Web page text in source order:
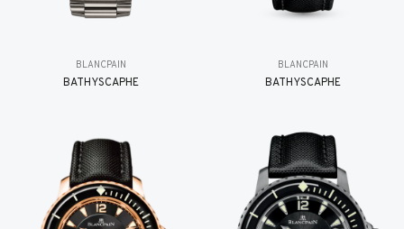
BLANCPAIN
BATHYSCAPHE
BLANCPAIN
BATHYSCAPHE